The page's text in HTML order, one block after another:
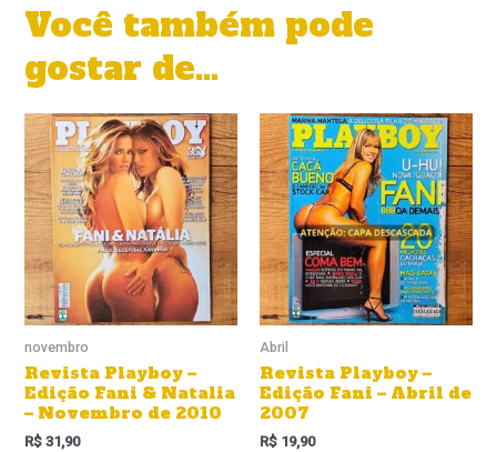
Você também pode
gostar de…
novembro
Revista Playboy –
Edição Fani & Natalia
– Novembro de 2010
R$ 31,90
Abril
Revista Playboy –
Edição Fani – Abril de
2007
R$ 19,90